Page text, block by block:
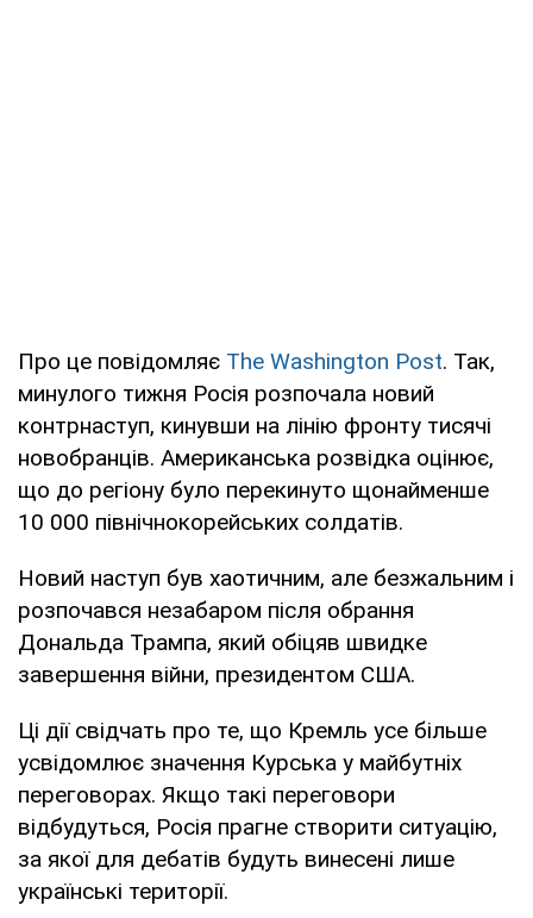
Про це повідомляє The Washington Post. Так,
минулого тижня Росія розпочала новий
контрнаступ, кинувши на лінію фронту тисячі
новобранців. Американська розвідка оцінює,
що до регіону було перекинуто щонайменше
10 000 північнокорейських солдатів.
Новий наступ був хаотичним, але безжальним і
розпочався незабаром після обрання
Дональда Трампа, який обіцяв швидке
завершення війни, президентом США.
Ці дії свідчать про те, що Кремль усе більше
усвідомлює значення Курська у майбутніх
переговорах. Якщо такі переговори
відбудуться, Росія прагне створити ситуацію,
за якої для дебатів будуть винесені лише
українські території.